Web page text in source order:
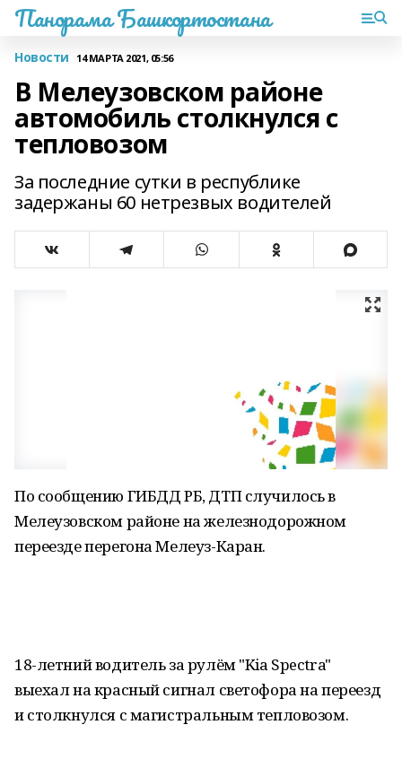
Панорама Башкортостана
Новости 14 МАРТА 2021, 05:56
В Мелеузовском районе
автомобиль столкнулся с
тепловозом
За последние сутки в республике
задержаны 60 нетрезвых водителей
По сообщению ГИБДД РБ, ДТП случилось в
Мелеузовском районе на железнодорожном
переезде перегона Мелеуз-Каран.
18-летний водитель за рулём "Kia Spectra"
выехал на красный сигнал светофора на переезд
и столкнулся с магистральным тепловозом.